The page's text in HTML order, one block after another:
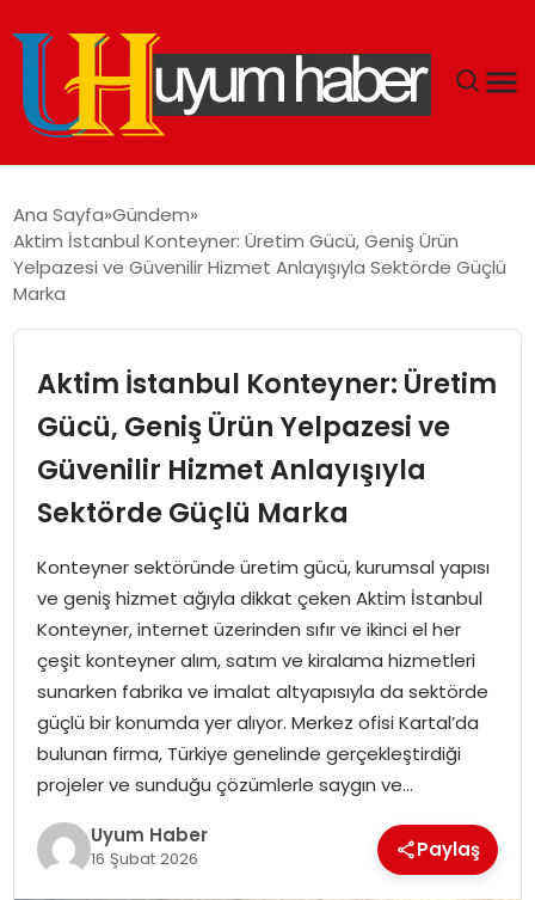
EKONOMI
DÜNYA
SPOR
TEKNOLOJI
SAĞLIK
MAGAZIN
YAŞAM
Ana Sayfa Gündem
Aktim İstanbul Konteyner: Üretim Gücü, Geniş Ürün
Yelpazesi ve Güvenilir Hizmet Anlayışıyla Sektörde Güçlü
Marka
Aktim İstanbul Konteyner: Üretim
Gücü, Geniş Ürün Yelpazesi ve
Güvenilir Hizmet Anlayışıyla
Sektörde Güçlü Marka
Konteyner sektöründe üretim gücü, kurumsal yapısı
ve geniş hizmet ağıyla dikkat çeken Aktim İstanbul
Konteyner, internet üzerinden sıfır ve ikinci el her
çeşit konteyner alım, satım ve kiralama hizmetleri
sunarken fabrika ve imalat altyapısıyla da sektörde
güçlü bir konumda yer alıyor. Merkez ofisi Kartal’da
bulunan firma, Türkiye genelinde gerçekleştirdiği
projeler ve sunduğu çözümlerle saygın ve…
Uyum Haber
16 Şubat 2026 Paylaş